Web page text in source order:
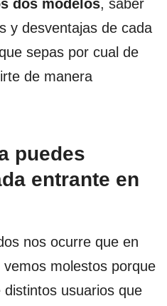
dos modelos, saber
y desventajas de cada
sepas por cual de
de manera
puedes
entrante en
nos ocurre que en
molestos porque
usuarios que